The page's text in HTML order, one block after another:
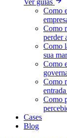
Ver guias
Como
Como
perder
Como
sua
Como
Como
Como
Cases
Blog